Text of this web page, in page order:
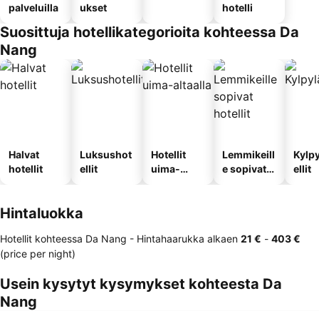
palveluilla
ukset
hotelli
Suosittuja hotellikategorioita kohteessa Da
Nang
Halvat
hotellit
Luksushot
ellit
Hotellit
uima-
Lemmikeill
e sopivat
ellit
Hintaluokka
Hotellit kohteessa Da Nang - Hintahaarukka alkaen ‎21 € - ‎403 €
(price per night)
Usein kysytyt kysymykset kohteesta Da
Nang